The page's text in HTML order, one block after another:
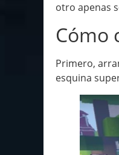
otro apenas
Cómo
Primero,
esquina